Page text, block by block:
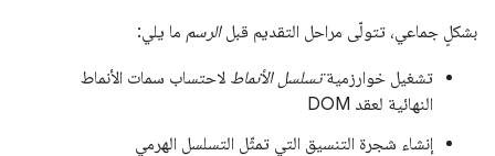
بشكلٍ جماعي، تتولّى مراحل التقديم قبلالرسم ما يلي:
تشغيل خوارزميةتسلسل الأنماط لاحتساب سمات الأنماط
النهائية لعقد DOM
إنشاء شجرة التنسيق التي تمثّل التسلسل الهرمي